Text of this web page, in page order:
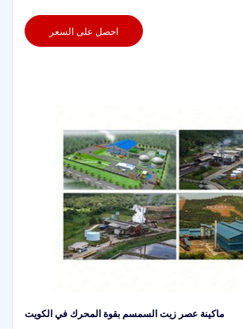
احصل على السعر
ماكينة عصر زيت السمسم بقوة المحرك في الكويت